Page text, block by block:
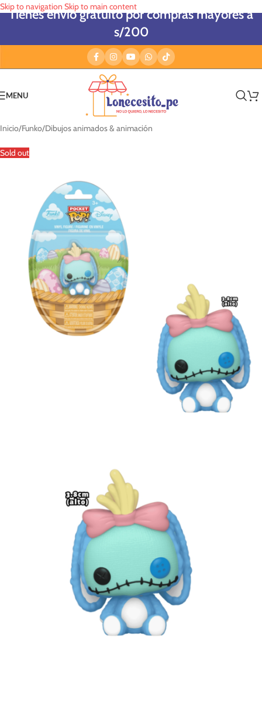
Skip to navigation Skip to main content
Tienes envío gratuito por compras mayores a
s/200
MENU
Inicio/Funko/Dibujos animados & animación
Sold out